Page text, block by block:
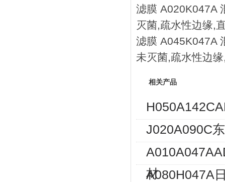
滤膜 A020K047A
灭菌,疏水性边缘,
滤膜 A045K047A
未灭菌,疏水性边
相关产品
J020A090C
材
A080H047A